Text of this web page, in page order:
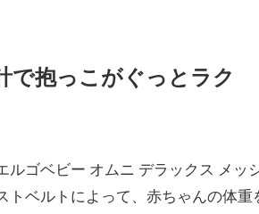
で抱っこがぐっとラク
ルゴベビー オムニ デラックス メッ
トベルトによって、赤ちゃんの体重